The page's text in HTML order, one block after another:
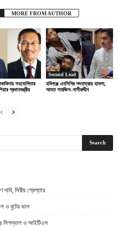
MORE FROM AUTHOR
সহযোগিতার
প্রধানমন্ত্রীর
Second Lead
হবিগঞ্জে এনসিপির পদযাত্রায় হামলা,
আহত সারজিস-নাসীরুদ্দীন
দাবি, সিরীয় গ্রেপ্তার
ও বুটের ডাল
সিগন্যাল ও আইটিএস